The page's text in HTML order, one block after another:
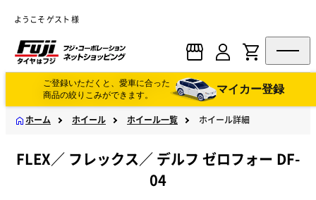
ようこそ ゲスト 様
ご登録いただくと、愛車に合った
商品の絞りこみができます。
マイカー登録
ホーム ホイール ホイール一覧 ホイール詳細
FLEX／ フレックス／ デルフ ゼロフォー DF-
04